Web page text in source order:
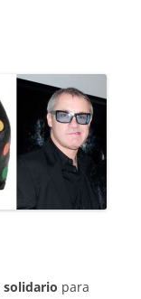
solidario para